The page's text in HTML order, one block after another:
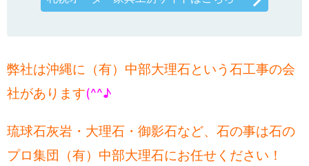
弊社は沖縄に（有）中部大理石という石工事の会
社があります(^^♪
琉球石灰岩・大理石・御影石など、石の事は石の
プロ集団（有）中部大理石にお任せください！